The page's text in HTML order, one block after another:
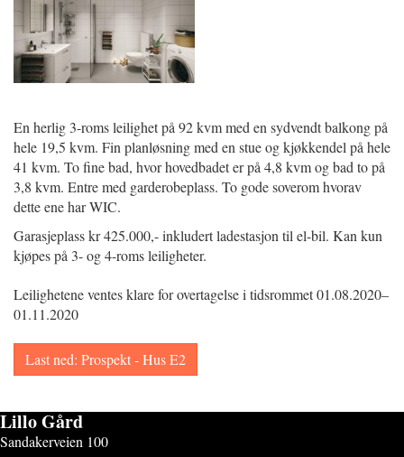
En herlig 3-roms leilighet på 92 kvm med en sydvendt balkong på
hele 19,5 kvm. Fin planløsning med en stue og kjøkkendel på hele
41 kvm. To fine bad, hvor hovedbadet er på 4,8 kvm og bad to på
3,8 kvm. Entre med garderobeplass. To gode soverom hvorav
dette ene har WIC.
Garasjeplass kr 425.000,- inkludert ladestasjon til el-bil. Kan kun
kjøpes på 3- og 4-roms leiligheter.
Leilighetene ventes klare for overtagelse i tidsrommet 01.08.2020–
01.11.2020
Last ned: Prospekt - Hus E2
Lillo Gård
Sandakerveien 100